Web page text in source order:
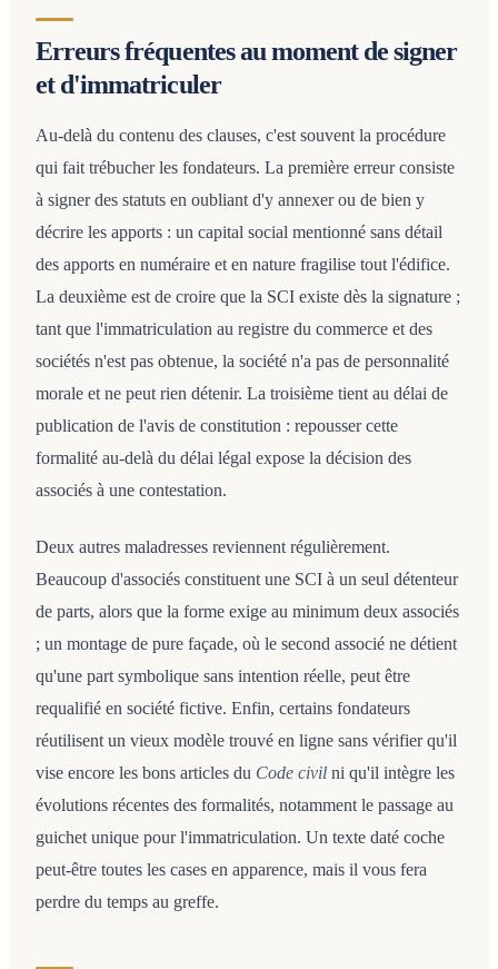
Erreurs fréquentes au moment de signer
et d'immatriculer
Au-delà du contenu des clauses, c'est souvent la procédure
qui fait trébucher les fondateurs. La première erreur consiste
à signer des statuts en oubliant d'y annexer ou de bien y
décrire les apports : un capital social mentionné sans détail
des apports en numéraire et en nature fragilise tout l'édifice.
La deuxième est de croire que la SCI existe dès la signature ;
tant que l'immatriculation au registre du commerce et des
sociétés n'est pas obtenue, la société n'a pas de personnalité
morale et ne peut rien détenir. La troisième tient au délai de
publication de l'avis de constitution : repousser cette
formalité au-delà du délai légal expose la décision des
associés à une contestation.
Deux autres maladresses reviennent régulièrement.
Beaucoup d'associés constituent une SCI à un seul détenteur
de parts, alors que la forme exige au minimum deux associés
; un montage de pure façade, où le second associé ne détient
qu'une part symbolique sans intention réelle, peut être
requalifié en société fictive. Enfin, certains fondateurs
réutilisent un vieux modèle trouvé en ligne sans vérifier qu'il
vise encore les bons articles du Code civil ni qu'il intègre les
évolutions récentes des formalités, notamment le passage au
guichet unique pour l'immatriculation. Un texte daté coche
peut-être toutes les cases en apparence, mais il vous fera
perdre du temps au greffe.